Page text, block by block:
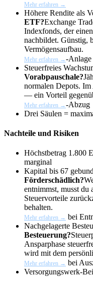
Mehr erfahren →
Höhere Rendite als
ETF?Exchange
Indexfonds, der
nachbildet. Günstig,
Vermögensaufbau.
Mehr erfahren →-Anlage
Steuerfreies
Vorabpauschale?
normalen Depots.
— ein Vorteil
Mehr erfahren →-Abzug
Drei Säulen =
Nachteile und Risiken
Höchstbetrag 1.800
marginal
Kapital bis 67
Förderschädlich?
entnimmst, musst du
Steuervorteile
behalten.
Mehr erfahren → bei
Nachgelagerte
Besteuerung?
Ansparphase
wird mit dem
Mehr erfahren → bei
Versorgungswerk-